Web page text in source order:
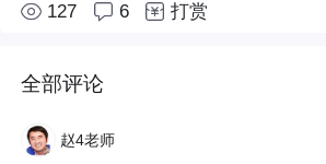
127 6 打赏
全部评论
赵4老师